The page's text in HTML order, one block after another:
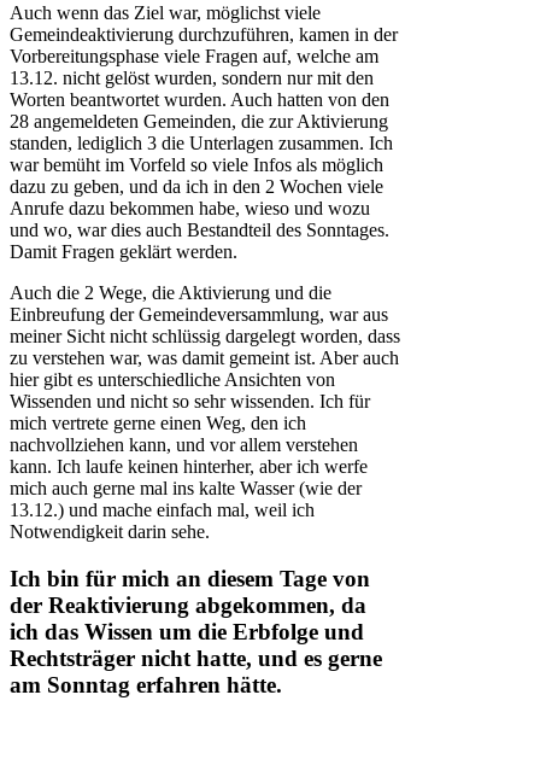
Auch wenn das Ziel war, möglichst viele
Gemeindeaktivierung durchzuführen, kamen in der
Vorbereitungsphase viele Fragen auf, welche am
13.12. nicht gelöst wurden, sondern nur mit den
Worten beantwortet wurden. Auch hatten von den
28 angemeldeten Gemeinden, die zur Aktivierung
standen, lediglich 3 die Unterlagen zusammen. Ich
war bemüht im Vorfeld so viele Infos als möglich
dazu zu geben, und da ich in den 2 Wochen viele
Anrufe dazu bekommen habe, wieso und wozu
und wo, war dies auch Bestandteil des Sonntages.
Damit Fragen geklärt werden.
Auch die 2 Wege, die Aktivierung und die
Einbreufung der Gemeindeversammlung, war aus
meiner Sicht nicht schlüssig dargelegt worden, dass
zu verstehen war, was damit gemeint ist. Aber auch
hier gibt es unterschiedliche Ansichten von
Wissenden und nicht so sehr wissenden. Ich für
mich vertrete gerne einen Weg, den ich
nachvollziehen kann, und vor allem verstehen
kann. Ich laufe keinen hinterher, aber ich werfe
mich auch gerne mal ins kalte Wasser (wie der
13.12.) und mache einfach mal, weil ich
Notwendigkeit darin sehe.
Ich bin für mich an diesem Tage von
der Reaktivierung abgekommen, da
ich das Wissen um die Erbfolge und
Rechtsträger nicht hatte, und es gerne
am Sonntag erfahren hätte.